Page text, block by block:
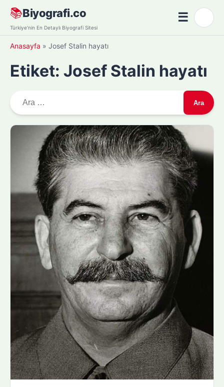
Skip
content
📚Biyografi.co
Türkiye'nin En Detaylı Biyografi Sitesi
☰Menü
Anasayfa » Josef Stalin hayatı
Etiket: Josef Stalin hayatı
r